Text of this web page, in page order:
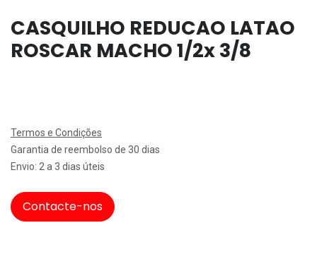
CASQUILHO REDUCAO LATAO
ROSCAR MACHO 1/2x 3/8
Termos e Condições
Garantia de reembolso de 30 dias
Envio: 2 a 3 dias úteis
Contacte-nos